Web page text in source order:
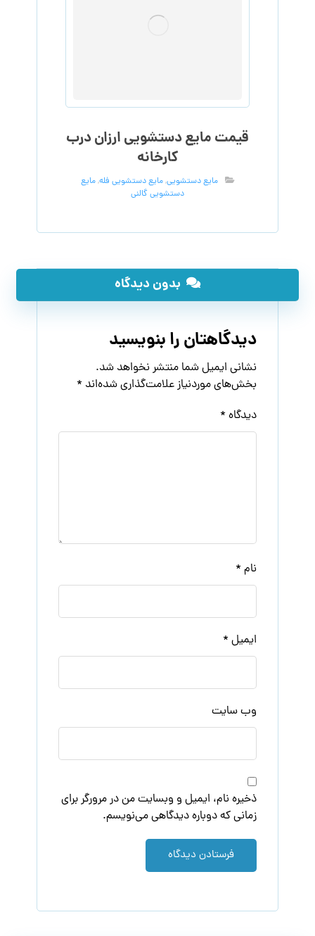
قیمت مایع دستشویی ارزان درب
کارخانه
مایع دستشویی,مایع دستشویی فله,مایع
دستشویی گالنی
بدون دیدگاه
دیدگاهتان را بنویسید
نشانی ایمیل شما منتشر نخواهد شد.
بخش‌های موردنیاز علامت‌گذاری شده‌اند *
دیدگاه *
نام *
ایمیل *
وب‌ سایت
ذخیره نام، ایمیل و وبسایت من در مرورگر برای
زمانی که دوباره دیدگاهی می‌نویسم.
فرستادن دیدگاه